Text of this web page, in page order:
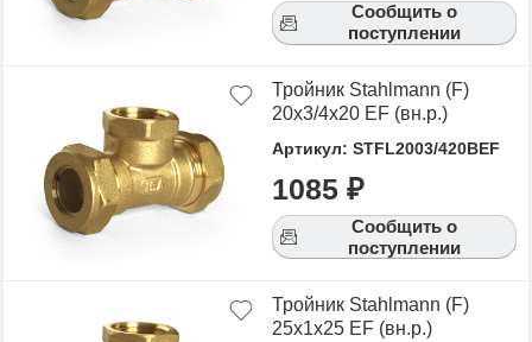
Сообщить о
поступлении
Тройник Stahlmann (F)
20х3/4х20 EF (вн.р.)
Артикул: STFL2003/420BEF
1085 ₽
Сообщить о
поступлении
Тройник Stahlmann (F)
25х1х25 EF (вн.р.)